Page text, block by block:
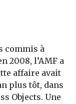
commis à
2008, l’AMF a
affaire avait
plus tôt, dans
Objects. Une